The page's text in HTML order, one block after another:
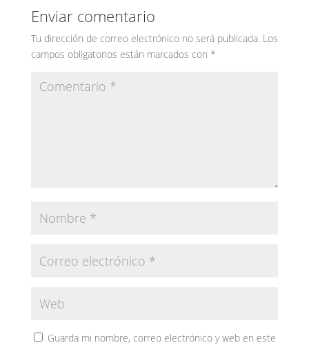
Enviar comentario
Tu dirección de correo electrónico no será publicada. Los
campos obligatorios están marcados con *
Guarda mi nombre, correo electrónico y web en este